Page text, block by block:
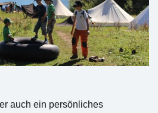
auch ein persönliches